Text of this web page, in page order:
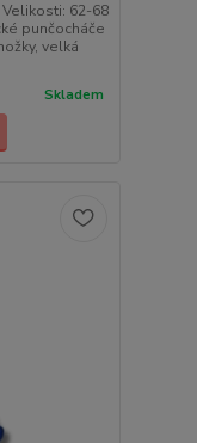
62-68
punčocháče
velká
Skladem